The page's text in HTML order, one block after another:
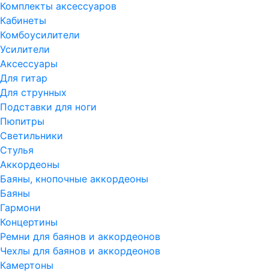
Комплекты аксессуаров
Кабинеты
Комбоусилители
Усилители
Аксессуары
Для гитар
Для струнных
Подставки для ноги
Пюпитры
Светильники
Стулья
Аккордеоны
Баяны, кнопочные аккордеоны
Баяны
Гармони
Концертины
Ремни для баянов и аккордеонов
Чехлы для баянов и аккордеонов
Камертоны